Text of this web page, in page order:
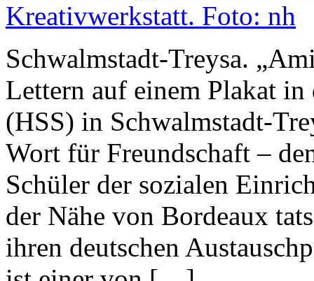
Schwalmstadt-Treysa.
Lettern auf einem Plakat
(HSS) in Schwalmstadt-
Wort für Freundschaft –
Schüler der sozialen
der Nähe von Bordeaux
ihren deutschen